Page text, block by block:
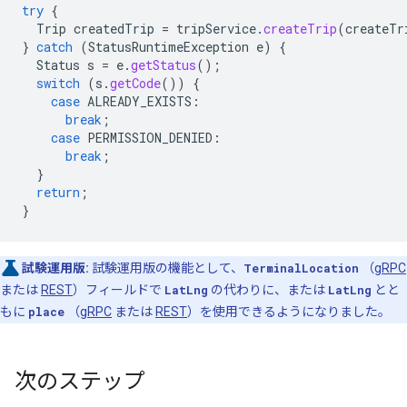
try {
Trip createdTrip = tripService.createTrip(
} catch (StatusRuntimeException e)
{
Status s = e.getStatus();
switch (s .getCode())
{
case ALREADY_EXISTS :
break ;
case PERMISSION_DENIED :
break ;
}
return ;
}
試験運用版: 試験運用版の機能として、 TerminalLocation （gRPC
または REST）フィールドで LatLng の代わりに、または LatLng とと
もに place （gRPC または REST）を使用できるようになりました。
次のステップ